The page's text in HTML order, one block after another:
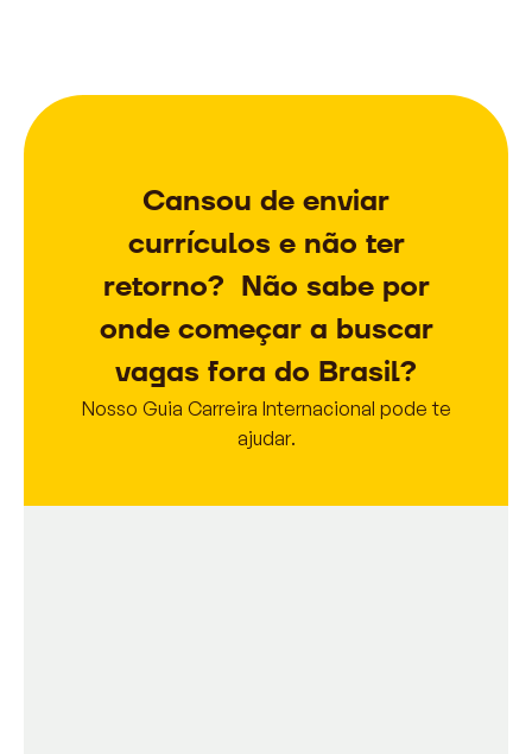
Cansou de enviar
currículos e não ter
retorno? Não sabe por
onde começar a buscar
vagas fora do Brasil?
Nosso Guia Carreira Internacional pode te
ajudar.